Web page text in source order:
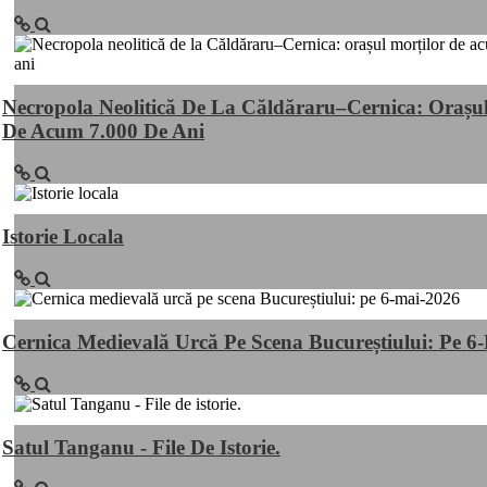
Necropola Neolitică De La Căldăraru–Cernica:
De Acum 7.000 De Ani
Istorie Locala
Cernica Medievală Urcă Pe Scena Bucureștiului: Pe
Satul Tanganu - File De Istorie.